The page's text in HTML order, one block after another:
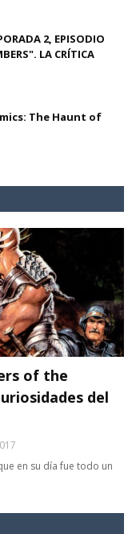
2, EPISODIO
LA CRÍTICA
The Haunt of
of the
del
en su día fue todo un